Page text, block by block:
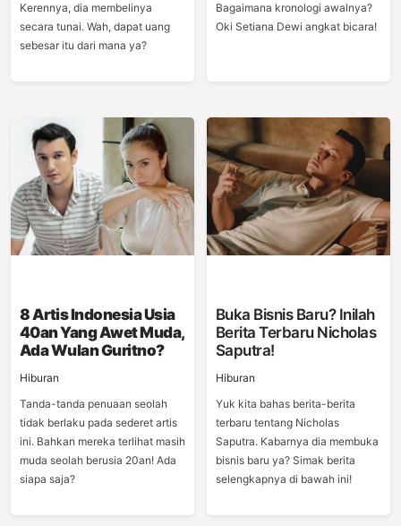
Kerennya, dia membelinya
secara tunai. Wah, dapat uang
sebesar itu dari mana ya?
Bagaimana kronologi awalnya?
Oki Setiana Dewi angkat bicara!
8 Artis Indonesia Usia
40an Yang Awet Muda,
Ada Wulan Guritno?
Hiburan
Tanda-tanda penuaan seolah
tidak berlaku pada sederet artis
ini. Bahkan mereka terlihat masih
muda seolah berusia 20an! Ada
siapa saja?
Buka Bisnis Baru? Inilah
Berita Terbaru Nicholas
Saputra!
Hiburan
Yuk kita bahas berita-berita
terbaru tentang Nicholas
Saputra. Kabarnya dia membuka
bisnis baru ya? Simak berita
selengkapnya di bawah ini!